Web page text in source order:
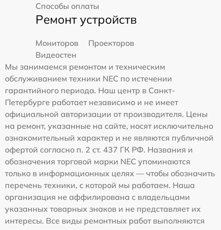
Способы оплаты
Ремонт устройств
Мониторов
Проекторов
Видеостен
Мы занимаемся ремонтом и техническим
обслуживанием техники NEC по истечении
гарантийного периода. Наш центр в Санкт-
Петербурге работает независимо и не имеет
официальной авторизации от производителя. Цены
на ремонт, указанные на сайте, носят исключительно
ознакомительный характер и не являются публичной
офертой согласно п. 2 ст. 437 ГК РФ. Названия и
обозначения торговой марки NEC упоминаются
только в информационных целях — чтобы обозначить
перечень техники, с которой мы работаем. Наша
организация не аффилирована с владельцами
указанных товарных знаков и не представляет их
интересы. Все виды ремонтных работ выполняются